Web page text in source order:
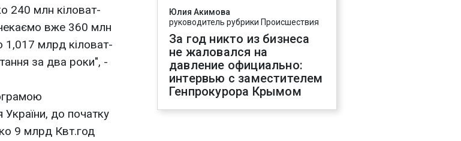
240 млн кіловат-
вже 360 млн
1,017 млрд кіловат-
за два роки", -
до початку
9 млрд Квт.год
Юлия Акимова
руководитель рубрики Происшествия
За год никто из бизнеса
не жаловался на
давление официально:
интервью с заместителем
Генпрокурора Крымом